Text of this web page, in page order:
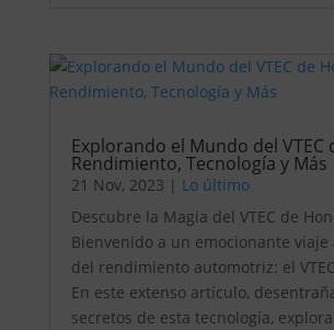
Explorando el Mundo del VTEC
Rendimiento, Tecnología y Más
21 Nov, 2023 | Lo último
Descubre la Magia del VTEC de
Bienvenido a un emocionante viaje
del rendimiento automotriz: el
En este extenso artículo,
secretos de esta tecnología,